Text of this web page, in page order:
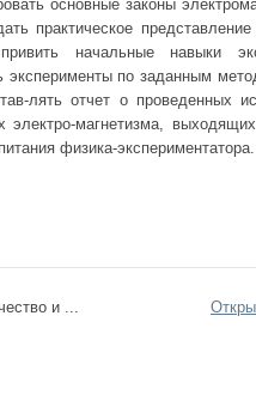
основные законы
практическое
начальные навыки
эксперименты по заданным
лять отчет о проведенных
электро-магнетизма,
физика-экспериментатора.
и ...